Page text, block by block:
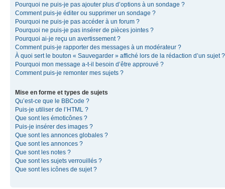
Pourquoi ne puis-je pas ajouter plus d’options à un sondage ?
Comment puis-je éditer ou supprimer un sondage ?
Pourquoi ne puis-je pas accéder à un forum ?
Pourquoi ne puis-je pas insérer de pièces jointes ?
Pourquoi ai-je reçu un avertissement ?
Comment puis-je rapporter des messages à un modérateur ?
À quoi sert le bouton « Sauvegarder » affiché lors de la rédaction d’un sujet ?
Pourquoi mon message a-t-il besoin d’être approuvé ?
Comment puis-je remonter mes sujets ?
Mise en forme et types de sujets
Qu’est-ce que le BBCode ?
Puis-je utiliser de l’HTML ?
Que sont les émoticônes ?
Puis-je insérer des images ?
Que sont les annonces globales ?
Que sont les annonces ?
Que sont les notes ?
Que sont les sujets verrouillés ?
Que sont les icônes de sujet ?